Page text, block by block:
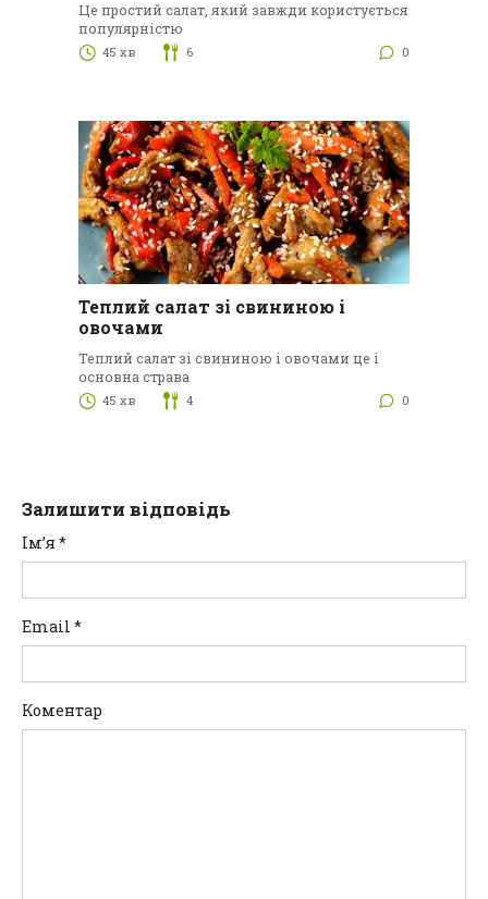
Це простий салат, який завжди користується
популярністю
45 хв 6 0
Теплий салат зі свининою і
овочами
Теплий салат зі свининою і овочами це і
основна страва
45 хв 4 0
Залишити відповідь
Ім’я *
Email *
Коментар